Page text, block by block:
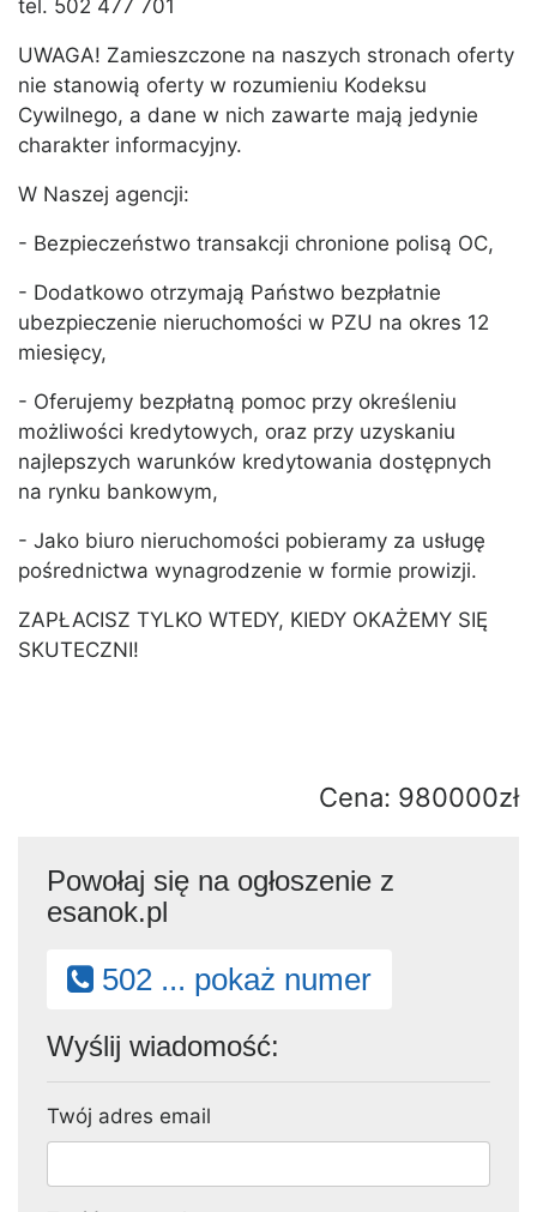
tel. 502 477 701
UWAGA! Zamieszczone na naszych stronach oferty
nie stanowią oferty w rozumieniu Kodeksu
Cywilnego, a dane w nich zawarte mają jedynie
charakter informacyjny.
W Naszej agencji:
- Bezpieczeństwo transakcji chronione polisą OC,
- Dodatkowo otrzymają Państwo bezpłatnie
ubezpieczenie nieruchomości w PZU na okres 12
miesięcy,
- Oferujemy bezpłatną pomoc przy określeniu
możliwości kredytowych, oraz przy uzyskaniu
najlepszych warunków kredytowania dostępnych
na rynku bankowym,
- Jako biuro nieruchomości pobieramy za usługę
pośrednictwa wynagrodzenie w formie prowizji.
ZAPŁACISZ TYLKO WTEDY, KIEDY OKAŻEMY SIĘ
SKUTECZNI!
Cena: 980000zł
Powołaj się na ogłoszenie z
esanok.pl
502 ... pokaż numer
Wyślij wiadomość:
Twój adres email